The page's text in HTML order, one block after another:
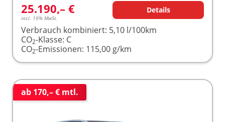
25.190,– €
incl. 19% MwSt.
Details
Verbrauch kombiniert: 5,10 l/100km
CO2-Klasse: C
CO2-Emissionen: 115,00 g/km
ab 170,– € mtl.